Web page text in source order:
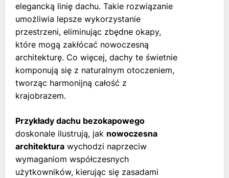
elegancką linię dachu. Takie rozwiązanie
umożliwia lepsze wykorzystanie
przestrzeni, eliminując zbędne okapy,
które mogą zakłócać nowoczesną
architekturę. Co więcej, dachy te świetnie
komponują się z naturalnym otoczeniem,
tworząc harmonijną całość z
krajobrazem.
Przykłady dachu bezokapowego
doskonale ilustrują, jak nowoczesna
architektura wychodzi naprzeciw
wymaganiom współczesnych
użytkowników, kierując się zasadami